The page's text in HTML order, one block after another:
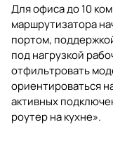
Для офиса до 10
маршрутизатора
портом,
под нагрузкой
отфильтровать
ориентироваться
активных
роутер на кухне».